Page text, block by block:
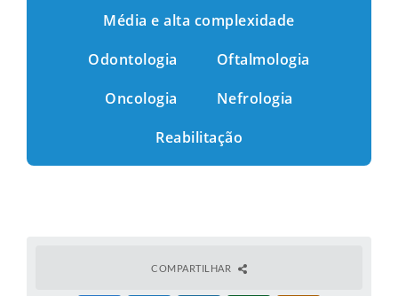
Média e alta complexidade
Odontologia
Oftalmologia
Oncologia
Nefrologia
Reabilitação
COMPARTILHAR